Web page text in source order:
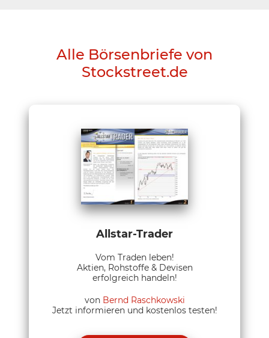
Alle Börsenbriefe von
Stockstreet.de
Allstar-Trader
Vom Traden leben!
Aktien, Rohstoffe & Devisen
erfolgreich handeln!
von Bernd Raschkowski
Jetzt informieren und kostenlos testen!